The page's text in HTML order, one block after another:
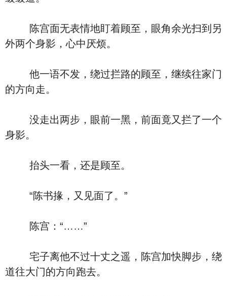
陈宫面无表情地盯着顾至，眼角余光扫到另
外两个身影，心中厌烦。
他一语不发，绕过拦路的顾至，继续往家门
的方向走。
没走出两步，眼前一黑，前面竟又拦了一个
身影。
抬头一看，还是顾至。
“陈书掾，又见面了。”
陈宫：“……”
宅子离他不过十丈之遥，陈宫加快脚步，绕
道往大门的方向跑去。